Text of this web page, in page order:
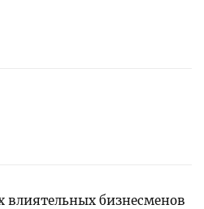
влиятельных бизнесменов